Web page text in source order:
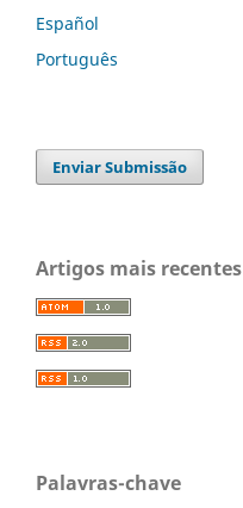
Español
Português
Enviar Submissão
Artigos mais recentes
Palavras-chave